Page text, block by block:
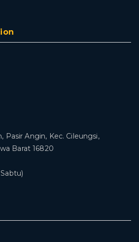
Pasir Angin, Kec. Cileungsi,
Barat 16820